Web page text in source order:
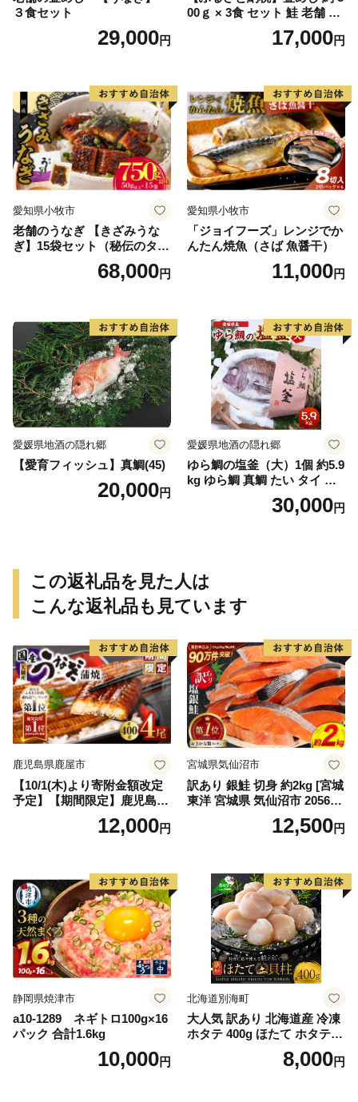
３食セット
29,000円
00ｇ × 3食 セット 鮭 老舗 急
速冷凍 レンチン 時短 簡単調
理 食品 加工品 海鮮 手作り
り寄せグルメ 愛知県 小牧市
送料無料
17,000円
愛知県小牧市
老舗のうなぎ 【きざみうな
ぎ】15袋セット（秘伝のタレ
68,000円
愛知県小牧市
「ジョイフーズ」レンジでか
んたん焼魚（さば 魚醤干）
11,000円
愛媛県地酒の隠れ郷
【愛育フィッシュ】真鯛(45)
20,000円
愛媛県地酒の隠れ郷
ゆら鯛の塩釜（大）1個 約5.9
kg ゆら鯛 真鯛 たい タイ 鯛
塩釜焼き 塩釜 魚 魚介類 海鮮
祝い事 お祝い ハレの日 食品
30,000円
この返礼品を見た人は
こんな返礼品も見ています
鹿児島県鹿屋市
【10/1(木)より寄附金額改定
予定】【期間限定】鹿児島県
大隅産うなぎ蒲焼4尾（400
g） KN007-02312,000円
宮城県気仙沼市
訳あり 銀鮭 切身 約2kg [宮城
東洋 宮城県 気仙沼市 205649
91] 鮭 魚介類 海鮮 訳アリ 規
格外 不揃い さけ サケ 鮭切身
切り身 魚 わけあり
12,500円
静岡県焼津市
a10-1289 ネギトロ100g×16
パック 合計1.6kg
10,000円
北海道別海町
大人気 訳あり 北海道産 冷凍
ホタテ 400g ほたて ホタテ
8,000円